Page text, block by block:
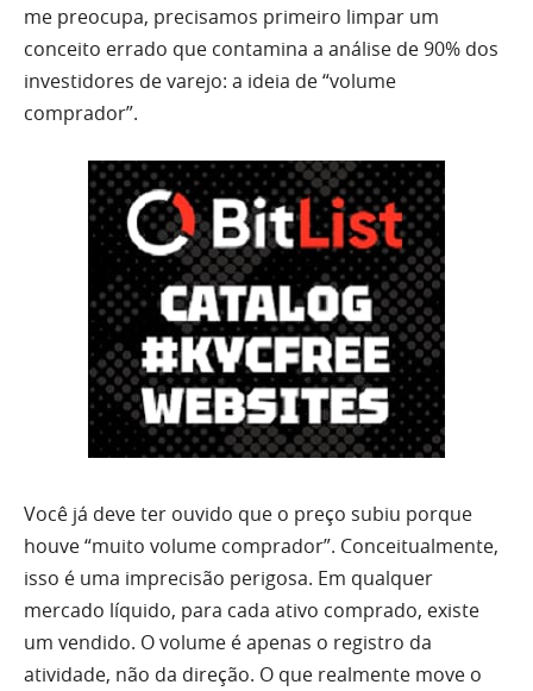
me preocupa, precisamos primeiro limpar um
conceito errado que contamina a análise de 90% dos
investidores de varejo: a ideia de “volume
comprador”.
Você já deve ter ouvido que o preço subiu porque
houve “muito volume comprador”. Conceitualmente,
isso é uma imprecisão perigosa. Em qualquer
mercado líquido, para cada ativo comprado, existe
um vendido. O volume é apenas o registro da
atividade, não da direção. O que realmente move o